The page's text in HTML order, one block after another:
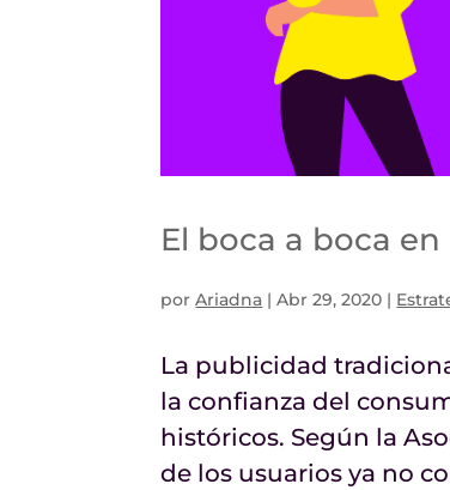
El boca a boca
porAriadna |Abr 29, 2020 |
La publicidad
la confianza del
históricos. Según la
de los usuarios ya no